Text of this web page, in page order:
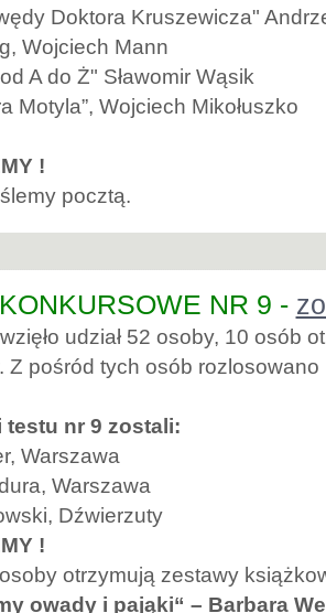
Doktora Kruszewicza"
Wojciech Mann
A do Ż" Sławomir Wąsik
Motyla”, Wojciech Mikołuszko
!
pocztą.
NR 9 -
udział 52 osoby, 10 osób
Z pośród tych osób rozlosowano
testu nr 9 zostali:
Warszawa
Warszawa
Dźwierzuty
!
otrzymują zestawy
owady i pająki“ – Barbara